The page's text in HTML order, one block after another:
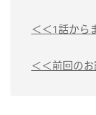
＜＜1話から
＜＜前回の